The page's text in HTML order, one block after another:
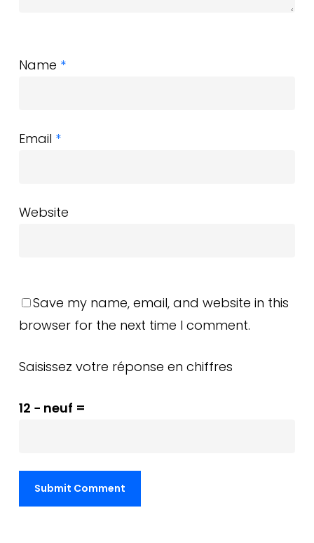
Name *
Email *
Website
Save my name, email, and website in this
browser for the next time I comment.
Saisissez votre réponse en chiffres
12 − neuf =